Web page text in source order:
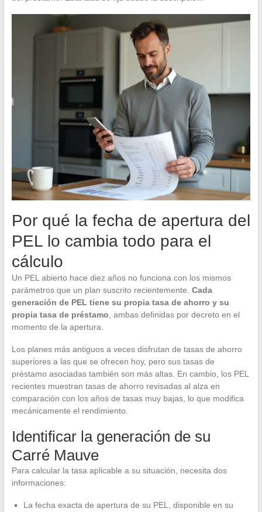
Por qué la fecha de apertura del
PEL lo cambia todo para el
cálculo
Un PEL abierto hace diez años no funciona con los mismos
parámetros que un plan suscrito recientemente. Cada
generación de PEL tiene su propia tasa de ahorro y su
propia tasa de préstamo , ambas definidas por decreto en el
momento de la apertura.
Los planes más antiguos a veces disfrutan de tasas de ahorro
superiores a las que se ofrecen hoy, pero sus tasas de
préstamo asociadas también son más altas. En cambio, los PEL
recientes muestran tasas de ahorro revisadas al alza en
comparación con los años de tasas muy bajas, lo que modifica
mecánicamente el rendimiento.
Identificar la generación de su
Carré Mauve
Para calcular la tasa aplicable a su situación, necesita dos
informaciones:
La fecha exacta de apertura de su PEL, disponible en su